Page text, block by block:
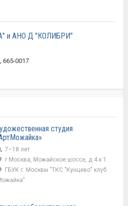
и АНО Д "КОЛИБРИ"
665-0017
студия
7–18 лет
г Москва, Можайское шоссе, д 4 к 1
ГБУК г. Москвы "ТКС "Кунцево" клуб